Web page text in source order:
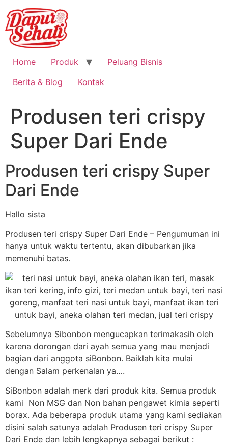
Home Produk
Peluang Bisnis
Berita & Blog
Kontak
Produsen teri crispy
Super Dari Ende
Produsen teri crispy Super
Dari Ende
Hallo sista
Produsen teri crispy Super Dari Ende – Pengumuman ini
hanya untuk waktu tertentu, akan dibubarkan jika
memenuhi batas.
Sebelumnya Sibonbon mengucapkan terimakasih oleh
karena dorongan dari ayah semua yang mau menjadi
bagian dari anggota siBonbon. Baiklah kita mulai
dengan Salam perkenalan ya….
SiBonbon adalah merk dari produk kita. Semua produk
kami Non MSG dan Non bahan pengawet kimia seperti
borax. Ada beberapa produk utama yang kami sediakan
disini salah satunya adalah Produsen teri crispy Super
Dari Ende dan lebih lengkapnya sebagai berikut :